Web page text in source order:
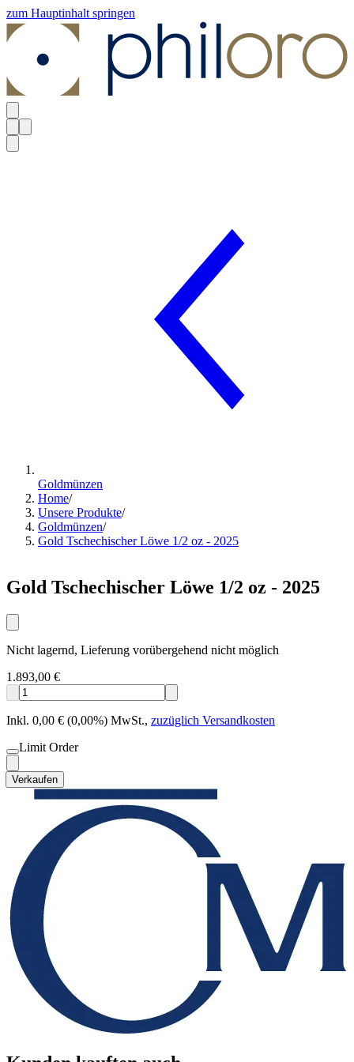
zum Hauptinhalt springen
Goldmünzen
Home/
Unsere Produkte/
Goldmünzen/
Gold Tschechischer Löwe 1/2 oz - 2025
Gold Tschechischer Löwe 1/2 oz - 2025
Nicht lagernd, Lieferung vorübergehend nicht möglich
1.893,00 €
Inkl. 0,00 € (0,00%) MwSt., zuzüglich Versandkosten
Limit Order
Verkaufen